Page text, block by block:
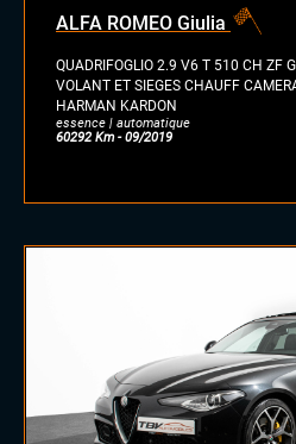
ALFA ROMEO Giulia
QUADRIFOGLIO 2.9 V6 T 510 CH ZF
VOLANT ET SIEGES CHAUFF
HARMAN KARDON
essence | automatique
60292 Km - 09/2019